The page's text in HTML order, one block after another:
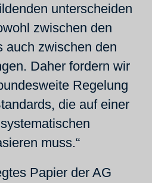
unterscheiden
zwischen den
auch zwischen den
Daher fordern wir
Regelung
die auf einer
muss.“
Papier der AG